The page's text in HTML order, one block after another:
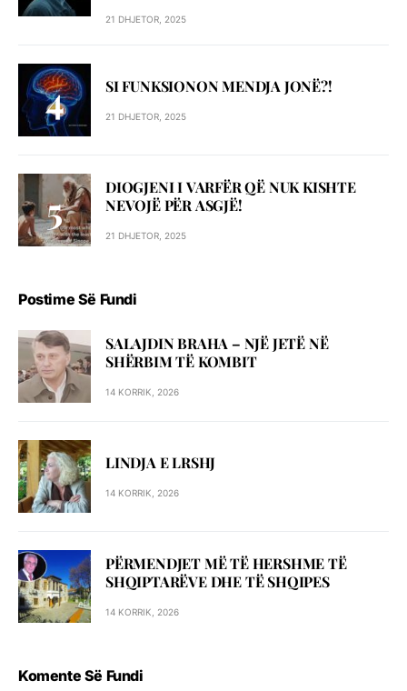
21 DHJETOR, 2025
SI FUNKSIONON MENDJA JONË?!
21 DHJETOR, 2025
DIOGJENI I VARFËR QË NUK KISHTE
NEVOJË PËR ASGJË!
21 DHJETOR, 2025
Postime Së Fundi
SALAJDIN BRAHA – NJЁ JETЁ NЁ
SHЁRBIM TЁ KOMBIT
14 KORRIK, 2026
LINDJA E LRSHJ
14 KORRIK, 2026
PËRMENDJET MË TË HERSHME TË
SHQIPTARËVE DHE TË SHQIPES
14 KORRIK, 2026
Komente Së Fundi